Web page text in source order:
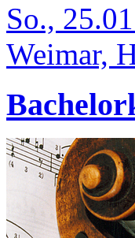
So.,
Weimar,